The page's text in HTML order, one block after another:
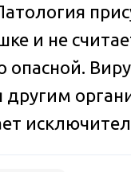
и не
опасной.
другим